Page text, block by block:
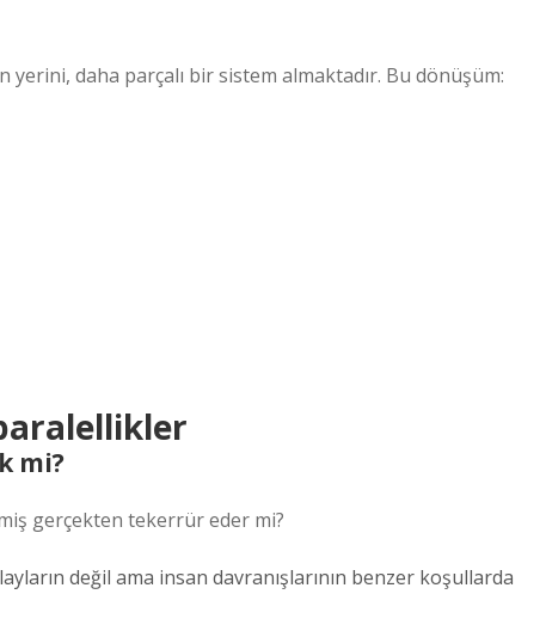
daha parçalı bir sistem almaktadır. Bu dönüşüm:
mi?
gerçekten tekerrür eder mi?
değil ama insan davranışlarının benzer koşullarda